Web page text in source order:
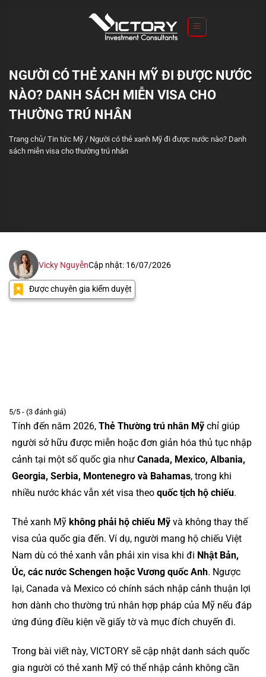
NGƯỜI CÓ THẺ XANH MỸ ĐI ĐƯỢC NƯỚC
NÀO? DANH SÁCH MIỄN VISA CHO
THƯỜNG TRÚ NHÂN
Trang chủ/ Tin tức Mỹ / Người có thẻ xanh Mỹ đi được nước nào? Danh
sách miễn visa cho thường trú nhân
Vicky NguyễnCập nhật: 16/07/2026
Được chuyên gia kiểm duyệt
5/5 - (3 đánh giá)
Tính đến năm 2026, Thẻ Thường trú nhân Mỹ chỉ giúp
người sở hữu được miễn hoặc đơn giản hóa thủ tục nhập
cảnh tại một số quốc gia như Canada, Mexico, Albania,
Georgia, Serbia, Montenegro và Bahamas, trong khi
nhiều nước khác vẫn xét visa theo quốc tịch hộ chiếu.
Thẻ xanh Mỹ không phải hộ chiếu Mỹ và không thay thế
visa của quốc gia đến. Ví dụ, người mang hộ chiếu Việt
Nam dù có thẻ xanh vẫn phải xin visa khi đi Nhật Bản,
Úc, các nước Schengen hoặc Vương quốc Anh. Ngược
lại, Canada và Mexico có chính sách nhập cảnh thuận lợi
hơn dành cho thường trú nhân hợp pháp của Mỹ nếu đáp
ứng đúng điều kiện về giấy tờ và mục đích chuyến đi.
Trong bài viết này, VICTORY sẽ cập nhật danh sách quốc
gia người có thẻ xanh Mỹ có thể nhập cảnh không cần